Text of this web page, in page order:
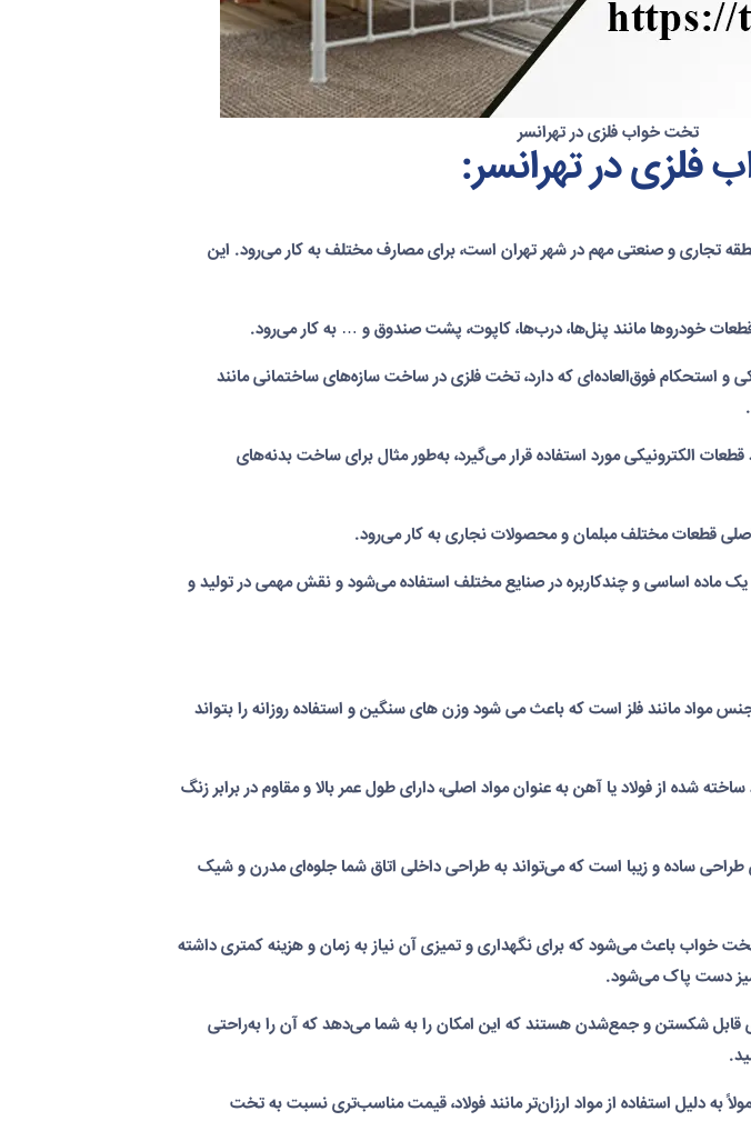
تخت خواب فلزی در تهرانسر
فلزی در تهرانسر:
تجاری و صنعتی مهم در شهر تهران است، برای مصارف مختلف به کار می‌رود. این
استحکام فوق‌العاده‌ای که دارد، تخت فلزی در ساخت سازه‌های ساختمانی مانند
الکترونیکی مورد استفاده قرار می‌گیرد، به‌طور مثال برای ساخت بدنه‌های
یک ماده اساسی و چندکاربره در صنایع مختلف استفاده می‌شود و نقش مهمی در تولید و
مانند فلز است که باعث می شود وزن های سنگین و استفاده روزانه را بتواند
شده از فولاد یا آهن به عنوان مواد اصلی، دارای طول عمر بالا و مقاوم در برابر زنگ
ساده و زیبا است که می‌تواند به طراحی داخلی اتاق شما جلوه‌ای مدرن و شیک
خواب باعث می‌شود که برای نگهداری و تمیزی آن نیاز به زمان و هزینه کمتری داشته
دست پاک می‌شود.
شکستن و جمع‌شدن هستند که این امکان را به شما می‌دهد که آن را به‌راحتی
دلیل استفاده از مواد ارزان‌تر مانند فولاد، قیمت مناسب‌تری نسبت به تخت